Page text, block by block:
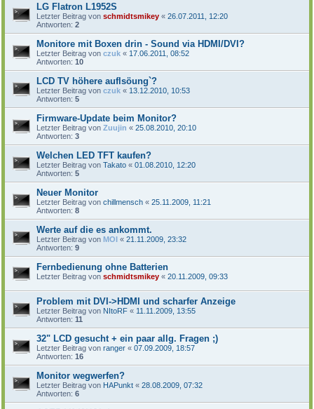
LG Flatron L1952S
Letzter Beitrag von schmidtsmikey « 26.07.2011, 12:20
Antworten: 2
Monitore mit Boxen drin - Sound via HDMI/DVI?
Letzter Beitrag von czuk « 17.06.2011, 08:52
Antworten: 10
LCD TV höhere auflsöung`?
Letzter Beitrag von czuk « 13.12.2010, 10:53
Antworten: 5
Firmware-Update beim Monitor?
Letzter Beitrag von Zuujin « 25.08.2010, 20:10
Antworten: 3
Welchen LED TFT kaufen?
Letzter Beitrag von Takato « 01.08.2010, 12:20
Antworten: 5
Neuer Monitor
Letzter Beitrag von chillmensch « 25.11.2009, 11:21
Antworten: 8
Werte auf die es ankommt.
Letzter Beitrag von MOI « 21.11.2009, 23:32
Antworten: 9
Fernbedienung ohne Batterien
Letzter Beitrag von schmidtsmikey « 20.11.2009, 09:33
Problem mit DVI->HDMI und scharfer Anzeige
Letzter Beitrag von NItoRF « 11.11.2009, 13:55
Antworten: 11
32" LCD gesucht + ein paar allg. Fragen ;)
Letzter Beitrag von ranger « 07.09.2009, 18:57
Antworten: 16
Monitor wegwerfen?
Letzter Beitrag von HAPunkt « 28.08.2009, 07:32
Antworten: 6